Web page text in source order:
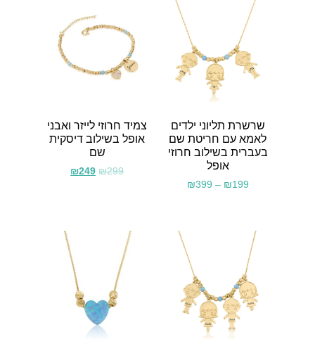
שרשרת תליוני ילדים
לאמא עם חריטת שם
בעברית בשילוב חרוזי
אופל
₪199
–
₪399
צמיד חרוזי לייזר ואבני
אופל בשילוב דיסקית
שם
₪299
₪249